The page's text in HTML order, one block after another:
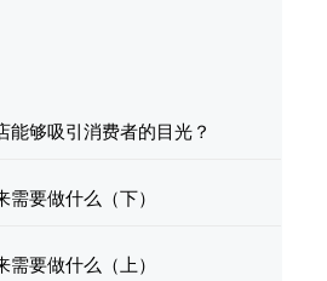
能够吸引消费者的目光？
要做什么（下）
要做什么（上）